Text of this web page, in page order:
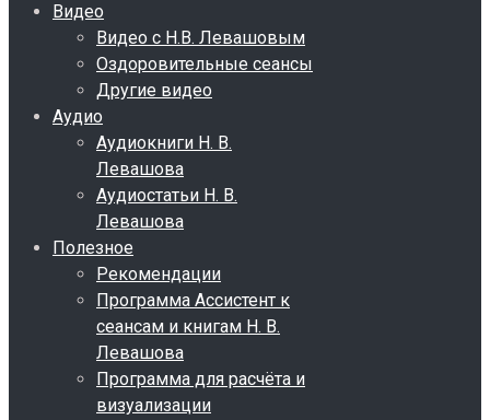
Видео
Видео с Н.В. Левашовым
Оздоровительные сеансы
Другие видео
Аудио
Аудиокниги Н. В.
Левашова
Аудиостатьи Н. В.
Левашова
Полезное
Рекомендации
Программа Ассистент к
сеансам и книгам Н. В.
Левашова
Программа для расчёта и
визуализации